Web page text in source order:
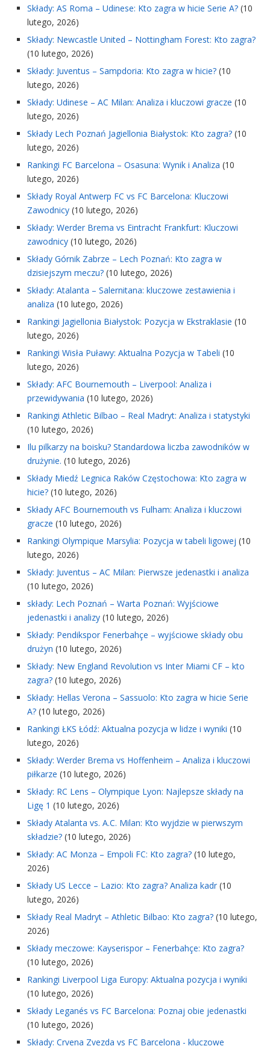
Składy: AS Roma – Udinese: Kto zagra w hicie Serie A? (10
lutego, 2026)
Składy: Newcastle United – Nottingham Forest: Kto zagra?
(10 lutego, 2026)
Składy: Juventus – Sampdoria: Kto zagra w hicie? (10
lutego, 2026)
Składy: Udinese – AC Milan: Analiza i kluczowi gracze (10
lutego, 2026)
Składy Lech Poznań Jagiellonia Białystok: Kto zagra? (10
lutego, 2026)
Rankingi FC Barcelona – Osasuna: Wynik i Analiza (10
lutego, 2026)
Składy Royal Antwerp FC vs FC Barcelona: Kluczowi
Zawodnicy (10 lutego, 2026)
Składy: Werder Brema vs Eintracht Frankfurt: Kluczowi
zawodnicy (10 lutego, 2026)
Składy Górnik Zabrze – Lech Poznań: Kto zagra w
dzisiejszym meczu? (10 lutego, 2026)
Składy: Atalanta – Salernitana: kluczowe zestawienia i
analiza (10 lutego, 2026)
Rankingi Jagiellonia Białystok: Pozycja w Ekstraklasie (10
lutego, 2026)
Rankingi Wisła Puławy: Aktualna Pozycja w Tabeli (10
lutego, 2026)
Składy: AFC Bournemouth – Liverpool: Analiza i
przewidywania (10 lutego, 2026)
Rankingi Athletic Bilbao – Real Madryt: Analiza i statystyki
(10 lutego, 2026)
Ilu pilkarzy na boisku? Standardowa liczba zawodników w
drużynie. (10 lutego, 2026)
Składy Miedź Legnica Raków Częstochowa: Kto zagra w
hicie? (10 lutego, 2026)
Składy AFC Bournemouth vs Fulham: Analiza i kluczowi
gracze (10 lutego, 2026)
Rankingi Olympique Marsylia: Pozycja w tabeli ligowej (10
lutego, 2026)
Składy: Juventus – AC Milan: Pierwsze jedenastki i analiza
(10 lutego, 2026)
składy: Lech Poznań – Warta Poznań: Wyjściowe
jedenastki i analizy (10 lutego, 2026)
Składy: Pendikspor Fenerbahçe – wyjściowe składy obu
drużyn (10 lutego, 2026)
Składy: New England Revolution vs Inter Miami CF – kto
zagra? (10 lutego, 2026)
Składy: Hellas Verona – Sassuolo: Kto zagra w hicie Serie
A? (10 lutego, 2026)
Rankingi ŁKS Łódź: Aktualna pozycja w lidze i wyniki (10
lutego, 2026)
Składy: Werder Brema vs Hoffenheim – Analiza i kluczowi
piłkarze (10 lutego, 2026)
Składy: RC Lens – Olympique Lyon: Najlepsze składy na
Ligę 1 (10 lutego, 2026)
Składy Atalanta vs. A.C. Milan: Kto wyjdzie w pierwszym
składzie? (10 lutego, 2026)
Składy: AC Monza – Empoli FC: Kto zagra? (10 lutego,
2026)
Składy US Lecce – Lazio: Kto zagra? Analiza kadr (10
lutego, 2026)
Składy Real Madryt – Athletic Bilbao: Kto zagra? (10 lutego,
2026)
Składy meczowe: Kayserispor – Fenerbahçe: Kto zagra?
(10 lutego, 2026)
Rankingi Liverpool Liga Europy: Aktualna pozycja i wyniki
(10 lutego, 2026)
Składy Leganés vs FC Barcelona: Poznaj obie jedenastki
(10 lutego, 2026)
Składy: Crvena Zvezda vs FC Barcelona - kluczowe